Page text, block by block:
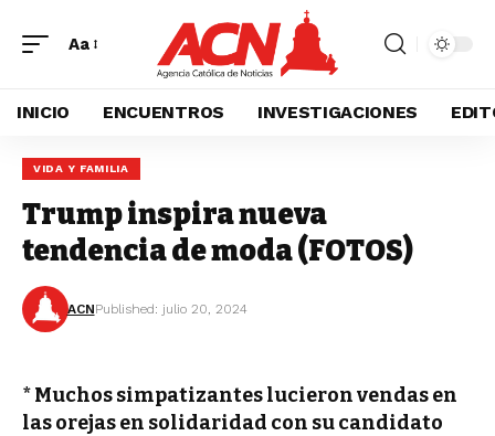
Aa
INICIO ENCUENTROS INVESTIGACIONES
VIDA Y FAMILIA
Trump inspira nueva
tendencia de moda (FOTOS)
ACNPublished: julio 20, 2024
* Muchos simpatizantes lucieron vendas en
las orejas en solidaridad con su candidato